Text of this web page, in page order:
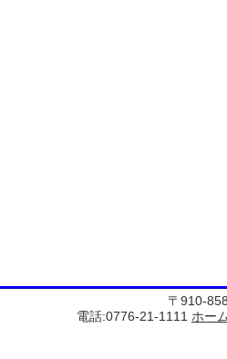
〒910-
電話:0776-21-1111 ホー